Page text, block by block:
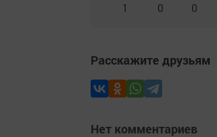
1 0 0
Расскажите друзьям
Нет комментариев